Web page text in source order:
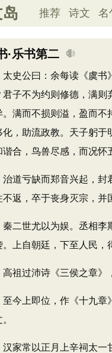
推荐 诗文 名
·乐书第二
公曰：余每读《虞书》
君子不为约则修德，满则
。满而不损则溢，盈而不
化，助流政教。天子躬于
谐合，鸟兽尽感，而况怀
亏缺而郑音兴起，封君
不返，卒于丧身灭宗，并
世尤以为娱。丞相李斯
。上自朝廷，下至人民，
过沛诗《三侯之章》，
上即位，作《十九章》
常以正月上辛祠太一甘